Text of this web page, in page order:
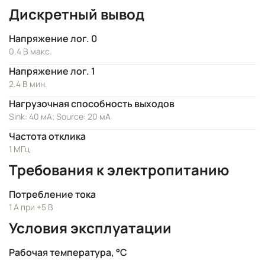
Дискретный вывод
Напряжение лог. 0
0.4 В макс.
Напряжение лог. 1
2.4 В мин.
Нагрузочная способность выходов
Sink: 40 мА; Source: 20 мА
Частота отклика
1 МГц
Требования к электропитанию
Потребление тока
1 А при +5 В
Условия эксплуатации
Рабочая температура, °C